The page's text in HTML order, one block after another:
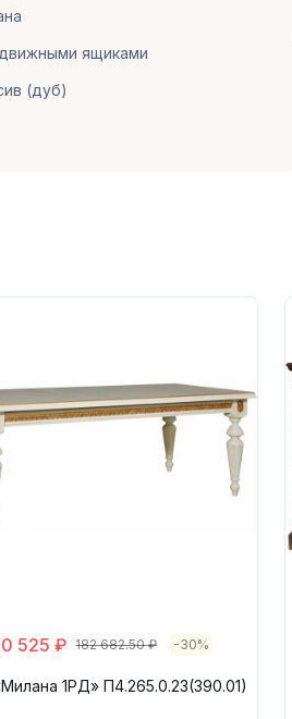
ящиками
(дуб)
525 ₽ 182 682.50 ₽ -30%
1РД» П4.265.0.23(390.01)